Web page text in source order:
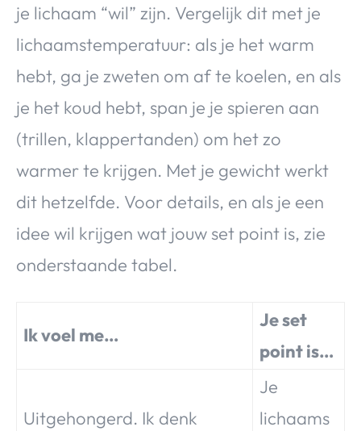
je lichaam “wil” zijn. Vergelijk dit met je
lichaamstemperatuur: als je het warm
hebt, ga je zweten om af te koelen, en als
je het koud hebt, span je je spieren aan
(trillen, klappertanden) om het zo
warmer te krijgen. Met je gewicht werkt
dit hetzelfde. Voor details, en als je een
idee wil krijgen wat jouw set point is, zie
onderstaande tabel.
Ik voel me…
Je set
point is…
Uitgehongerd. Ik denk
Je
lichaams